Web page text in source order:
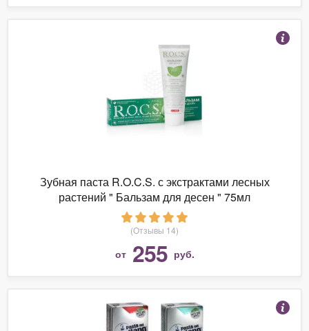
Зубная паста R.O.C.S. с экстрактами лесных
растений " Бальзам для десен " 75мл
(Отзывы 14)
от 255 руб.